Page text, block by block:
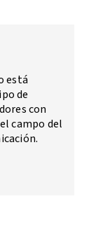
está
de
con
campo del